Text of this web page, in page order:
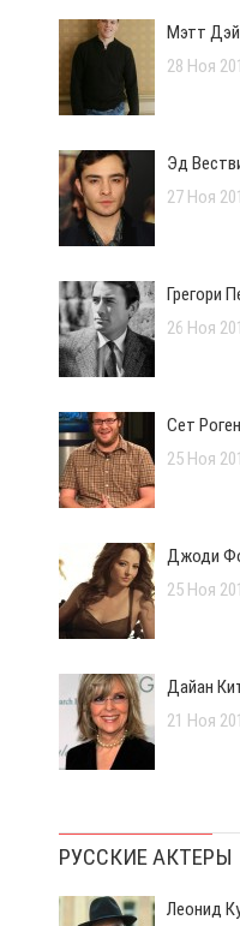
Мэтт
28 Ноя
Эд
27 Ноя
Грегори
26 Ноя
Сет Роген
25 Ноя
Джоди
25 Ноя
Дайан
21 Ноя
РУССКИЕ АКТЕРЫ
Леонид